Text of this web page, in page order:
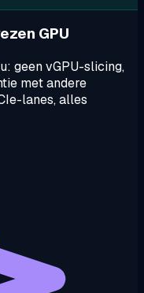
GPU
geen vGPU-slicing,
met andere
lanes, alles